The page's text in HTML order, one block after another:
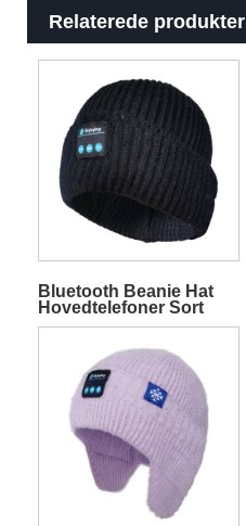
Relaterede produkter
Bluetooth Beanie Hat
Hovedtelefoner Sort